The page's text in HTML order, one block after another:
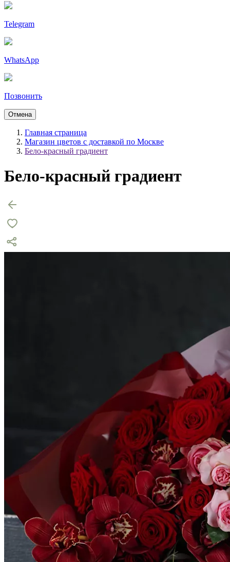
Telegram
WhatsApp
Позвонить
Отмена
Главная страница
Магазин цветов с доставкой по Москве
Бело-красный градиент
Бело-красный градиент